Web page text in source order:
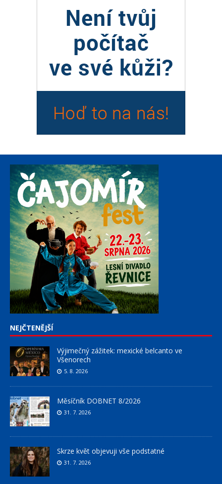
NEJČTENĚJŠÍ
Výjimečný zážitek: mexické belcanto ve
Všenorech
5. 8. 2026
Měsíčník DOBNET 8/2026
31. 7. 2026
Skrze květ objevuji vše podstatné
31. 7. 2026